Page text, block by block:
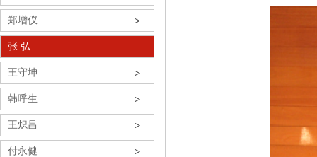
郑增仪
张 弘
王守坤
韩呼生
王炽昌
付永健